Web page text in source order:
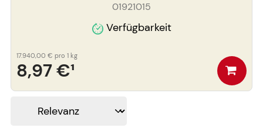
01921015
Verfügbarkeit
8,97 €¹
17.940,00 € pro 1 kg